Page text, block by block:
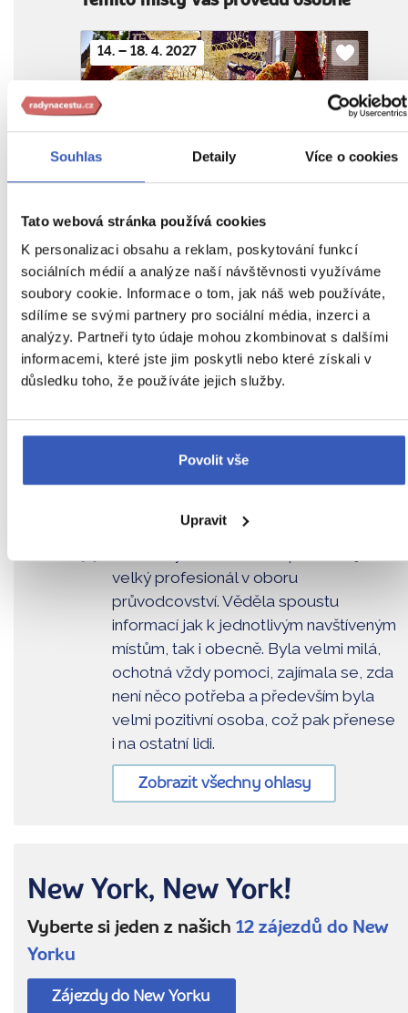
Souhlas Detaily Více o cookies
Tato webová stránka používá cookies
K personalizaci obsahu a reklam, poskytování funkcí
sociálních médií a analýze naší návštěvnosti využíváme
soubory cookie. Informace o tom, jak náš web používáte,
sdílíme se svými partnery pro sociální média, inzerci a
analýzy. Partneři tyto údaje mohou zkombinovat s dalšími
informacemi, které jste jim poskytli nebo které získali v
důsledku toho, že používáte jejich služby.
Povolit vše
Upravit
14. – 18. 4. 2027
Do
To nejlepší z Holandska +
28. 4. – 2. 5. 2027
oblíbených
To nejlepší z Holandska
14 990 Kč z Ostravy
Nejnovější ohlas od cestovatele
velký profesionál v oboru
průvodcovství. Věděla spoustu
informací jak k jednotlivým navštíveným
místům, tak i obecně. Byla velmi milá,
ochotná vždy pomoci, zajímala se, zda
není něco potřeba a především byla
velmi pozitivní osoba, což pak přenese
i na ostatní lidi.
Zobrazit všechny ohlasy
New York, New York!
Vyberte si jeden z našich 12 zájezdů do New
Yorku
Zájezdy do New Yorku